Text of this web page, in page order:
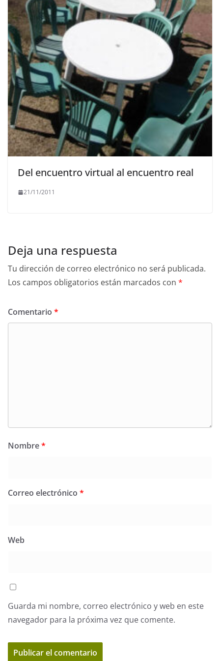
Del encuentro virtual al encuentro real
21/11/2011
Deja una respuesta
Tu dirección de correo electrónico no será publicada.
Los campos obligatorios están marcados con *
Comentario *
Nombre*
Correo electrónico *
Web
Guarda mi nombre, correo electrónico y web en este
navegador para la próxima vez que comente.